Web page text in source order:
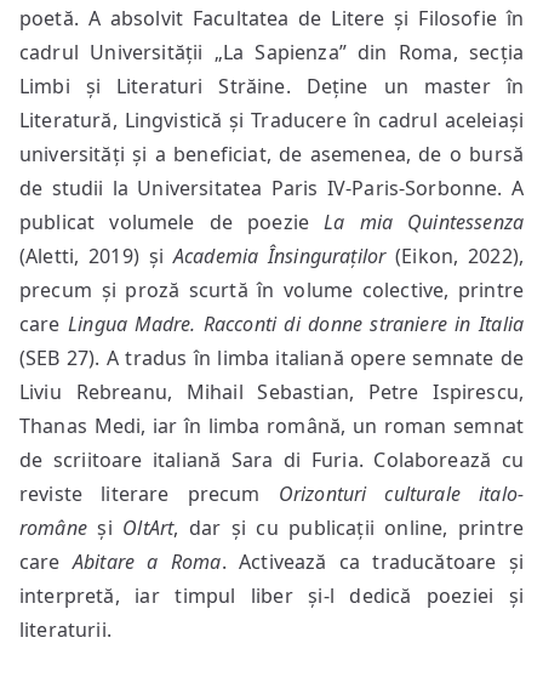
poetă. A absolvit Facultatea de Litere și Filosofie în
cadrul Universității „La Sapienza” din Roma, secția
Limbi și Literaturi Străine. Deține un master în
Literatură, Lingvistică și Traducere în cadrul aceleiași
universități și a beneficiat, de asemenea, de o bursă
de studii la Universitatea Paris IV-Paris-Sorbonne. A
publicat volumele de poezieLa mia Quintessenza
(Aletti, 2019) șiAcademia Însinguraților(Eikon, 2022),
precum și proză scurtă în volume colective, printre
careLingua Madre. Racconti di donne straniere in Italia
(SEB 27). A tradus în limba italiană opere semnate de
Liviu Rebreanu, Mihail Sebastian, Petre Ispirescu,
Thanas Medi, iar în limba română, un roman semnat
de scriitoare italiană Sara di Furia. Colaborează cu
reviste literare precum Orizonturi culturale italo-
româneși OltArt, dar și cu publicații online, printre
careAbitare a Roma. Activează ca traducătoare și
interpretă, iar timpul liber și-l dedică poeziei și
literaturii.